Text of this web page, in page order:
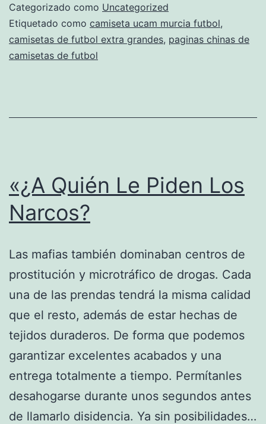
futbol
para
Categorizado como Uncategorized
Etiquetado como camiseta ucam murcia futbol,
camisetas de futbol extra grandes, paginas chinas de
camisetas de futbol
«¿A Quién Le Piden Los
Narcos?
Las mafias también dominaban centros de
prostitución y microtráfico de drogas. Cada
una de las prendas tendrá la misma calidad
que el resto, además de estar hechas de
tejidos duraderos. De forma que podemos
garantizar excelentes acabados y una
entrega totalmente a tiempo. Permítanles
desahogarse durante unos segundos antes
de llamarlo disidencia. Ya sin posibilidades…